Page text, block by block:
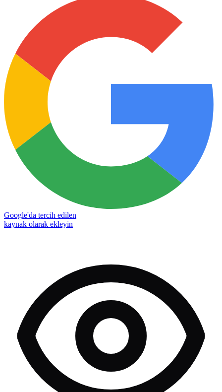
Google'da tercih edilen
kaynak olarak ekleyin